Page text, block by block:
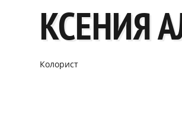
КСЕНИЯ
Колорист